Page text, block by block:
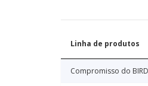
Linha de produtos
Compromisso do BIRD